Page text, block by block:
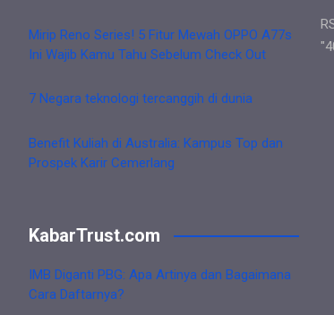
Mirip Reno Series! 5 Fitur Mewah OPPO A77s
Ini Wajib Kamu Tahu Sebelum Check Out
7 Negara teknologi tercanggih di dunia
Benefit Kuliah di Australia: Kampus Top dan
Prospek Karir Cemerlang
KabarTrust.com
IMB Diganti PBG: Apa Artinya dan Bagaimana
Cara Daftarnya?